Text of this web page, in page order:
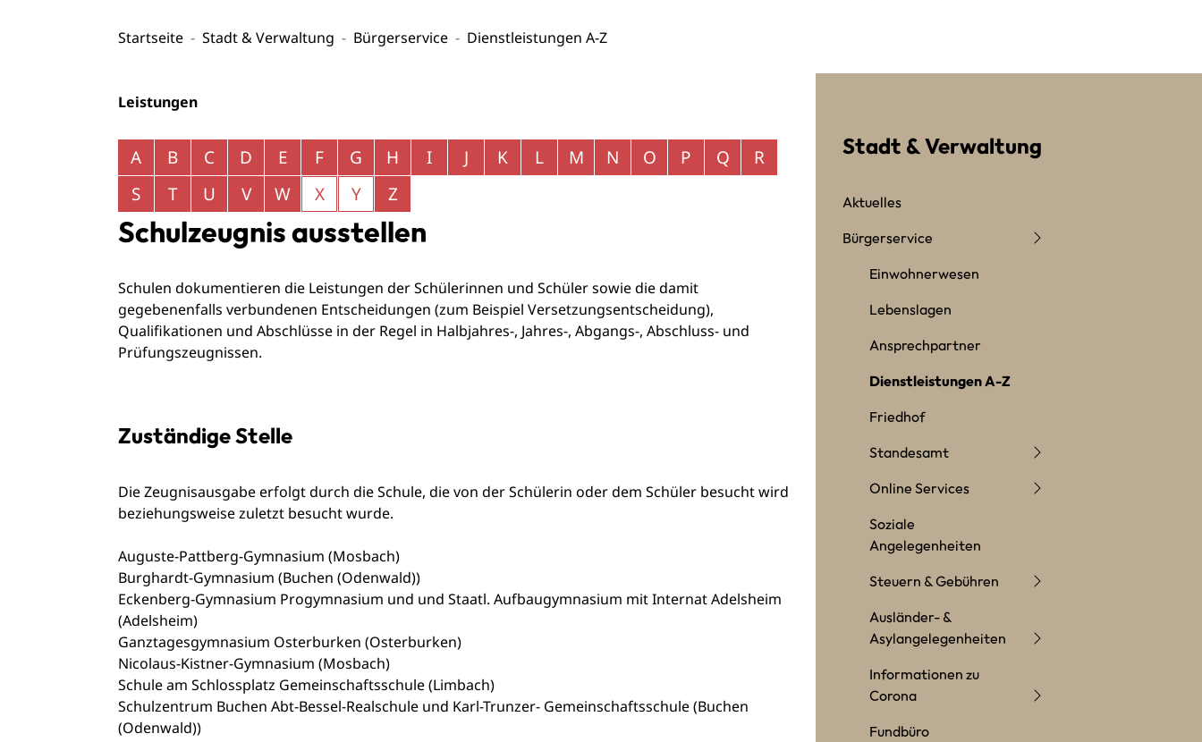
Startseite Stadt & Verwaltung Bürgerservice Dienstleistungen A-Z
Leistungen
Alphabetisches Register überspringen
A B C D E F G H I J K L M N O P Q
R
S
T U V W X Y Z
Schulzeugnis ausstellen
Schulen dokumentieren die Leistungen der Schülerinnen und Schüler sowie die damit
gegebenenfalls verbundenen Entscheidungen (zum Beispiel Versetzungsentscheidung),
Qualifikationen und Abschlüsse in der Regel in Halbjahres-, Jahres-, Abgangs-, Abschluss- und
Prüfungszeugnissen.
Zuständige Stelle
Die Zeugnisausgabe erfolgt durch die Schule, die von der Schülerin oder dem Schüler besucht wird
beziehungsweise zuletzt besucht wurde.
Auguste-Pattberg-Gymnasium (Mosbach)
Burghardt-Gymnasium (Buchen (Odenwald))
Eckenberg-Gymnasium Progymnasium und und Staatl. Aufbaugymnasium mit Internat Adelsheim
(Adelsheim)
Ganztagesgymnasium Osterburken (Osterburken)
Nicolaus-Kistner-Gymnasium (Mosbach)
Schule am Schlossplatz Gemeinschaftsschule (Limbach)
Schulzentrum Buchen Abt-Bessel-Realschule und Karl-Trunzer- Gemeinschaftsschule (Buchen
(Odenwald))
Stadt & Verwaltung
Aktuelles
Bürgerservice
Einwohnerwesen
Lebenslagen
Ansprechpartner
Dienstleistungen A-Z
Friedhof
Standesamt
Online Services
Soziale
Angelegenheiten
Steuern & Gebühren
Ausländer- &
Asylangelegenheiten
Informationen zu
Corona
Fundbüro